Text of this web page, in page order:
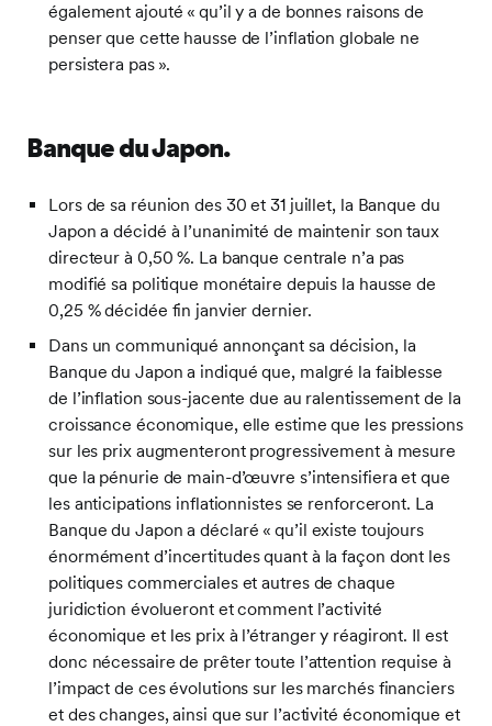
également ajouté « qu’il y a de bonnes raisons de
penser que cette hausse de l’inflation globale ne
persistera pas ».
Banque du Japon.
Lors de sa réunion des 30 et 31 juillet, la Banque du
Japon a décidé à l’unanimité de maintenir son taux
directeur à 0,50 %. La banque centrale n’a pas
modifié sa politique monétaire depuis la hausse de
0,25 % décidée fin janvier dernier.
Dans un communiqué annonçant sa décision, la
Banque du Japon a indiqué que, malgré la faiblesse
de l’inflation sous-jacente due au ralentissement de la
croissance économique, elle estime que les pressions
sur les prix augmenteront progressivement à mesure
que la pénurie de main-d’œuvre s’intensifiera et que
les anticipations inflationnistes se renforceront. La
Banque du Japon a déclaré « qu’il existe toujours
énormément d’incertitudes quant à la façon dont les
politiques commerciales et autres de chaque
juridiction évolueront et comment l’activité
économique et les prix à l’étranger y réagiront. Il est
donc nécessaire de prêter toute l’attention requise à
l’impact de ces évolutions sur les marchés financiers
et des changes, ainsi que sur l’activité économique et